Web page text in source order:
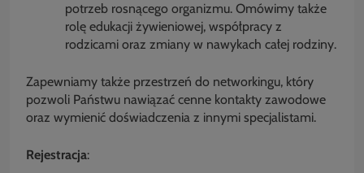
potrzeb rosnącego organizmu. Omówimy także
rolę edukacji żywieniowej, współpracy z
rodzicami oraz zmiany w nawykach całej rodziny.
Zapewniamy także przestrzeń do networkingu, który
pozwoli Państwu nawiązać cenne kontakty zawodowe
oraz wymienić doświadczenia z innymi specjalistami.
Rejestracja: